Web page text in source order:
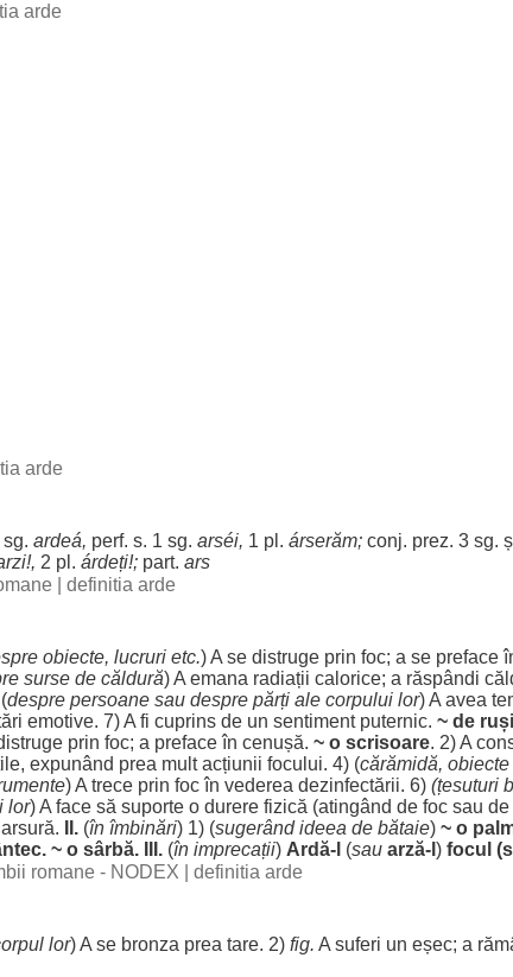
arde
arde
ardeá, perf. s. 1 sg. arséi, 1 pl. árserăm; conj. prez. 3 sg.
!, 2 pl. árdeți!; part. ars
definitia arde
obiecte, lucruri etc.) A se distruge prin foc; a se preface
surse de căldură) A emana radiații calorice; a răspândi
(despre persoane sau despre părți ale corpului lor) A avea
emotive. 7) A fi cuprins de un sentiment puternic. ~ de
prin foc; a prefaceîn cenușă. ~ o scrisoare. 2) A
, expunând prea mult acțiunii focului. 4) (cărămidă, obiecte
) A trece prin focîn vederea dezinfectării. 6) (țesuturi
lor) A face să suporte o durere fizică (atingând de foc sau de
arsură. II. (în îmbinări) 1) (sugerând ideea de bătaie) ~ o
. ~ o sârbă. III. (în imprecații) Ardă-l (sau arză-l ) focul
romane - NODEX
definitia arde
lor) A se bronza prea tare. 2) fig. A suferi un eșec; a